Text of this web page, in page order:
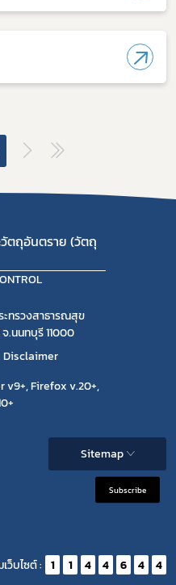
ตถุอันตราย (วัตถุ
ะทรวงสาธารณสุข
.นนทบุรี 11000
Disclaimer
v9+, Firefox v.20+,
Sitemap
Subscribe
ว็บไซต์ : 1 1 4 4 6 4 4